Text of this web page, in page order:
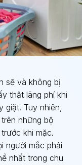
sẽ và không bị
thật lãng phí khi
giặt. Tuy nhiên,
những bộ
khi mặc.
người mắc phải
nhất trong chu